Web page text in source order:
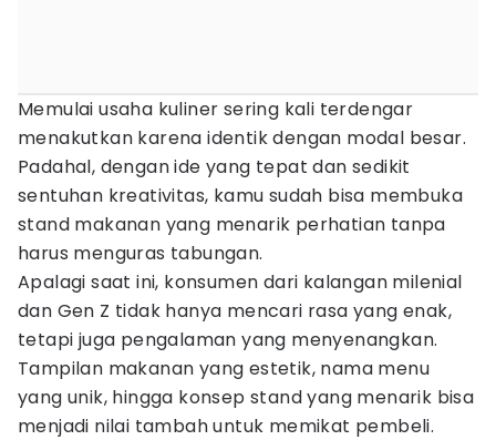
Memulai usaha kuliner sering kali terdengar
menakutkan karena identik dengan modal besar.
Padahal, dengan ide yang tepat dan sedikit
sentuhan kreativitas, kamu sudah bisa membuka
stand makanan yang menarik perhatian tanpa
harus menguras tabungan.
Apalagi saat ini, konsumen dari kalangan milenial
dan Gen Z tidak hanya mencari rasa yang enak,
tetapi juga pengalaman yang menyenangkan.
Tampilan makanan yang estetik, nama menu
yang unik, hingga konsep stand yang menarik bisa
menjadi nilai tambah untuk memikat pembeli.